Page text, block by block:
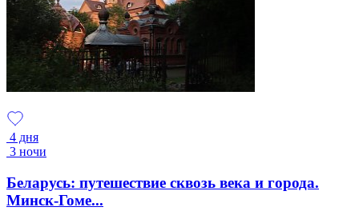
4 дня
3 ночи
Беларусь: путешествие сквозь века и города.
Минск-Гоме...